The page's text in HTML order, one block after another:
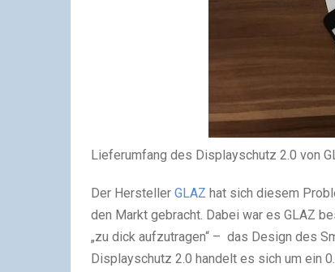
Lieferumfang des Displayschutz 2.0 von
Der Hersteller GLAZ hat sich diesem
den Markt gebracht. Dabei war es GLAZ
„zu dick aufzutragen“ – das Design des
Displayschutz 2.0 handelt es sich um ein